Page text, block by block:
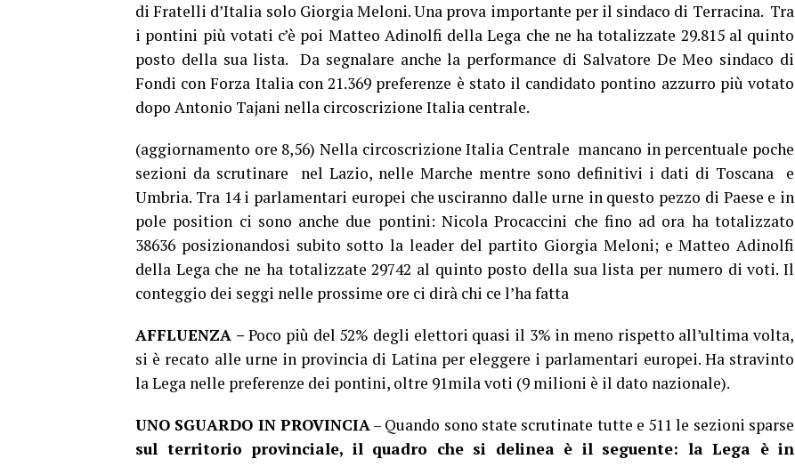
di Fratelli d’Italia solo Giorgia Meloni. Una prova importante per il sindaco di Terracina. Tra
i pontini più votati c’è poi Matteo Adinolfi della Lega che ne ha totalizzate 29.815 al quinto
posto della sua lista. Da segnalare anche la performance di Salvatore De Meo sindaco di
Fondi con Forza Italia con 21.369 preferenze è stato il candidato pontino azzurro più votato
dopo Antonio Tajani nella circoscrizione Italia centrale.
(aggiornamento ore 8,56) Nella circoscrizione Italia Centrale mancano in percentuale poche
sezioni da scrutinare nel Lazio, nelle Marche mentre sono definitivi i dati di Toscana e
Umbria. Tra 14 i parlamentari europei che usciranno dalle urne in questo pezzo di Paese e in
pole position ci sono anche due pontini: Nicola Procaccini che fino ad ora ha totalizzato
38636 posizionandosi subito sotto la leader del partito Giorgia Meloni; e Matteo Adinolfi
della Lega che ne ha totalizzate 29742 al quinto posto della sua lista per numero di voti. Il
conteggio dei seggi nelle prossime ore ci dirà chi ce l’ha fatta
AFFLUENZA – Poco più del 52% degli elettori quasi il 3% in meno rispetto all’ultima volta,
si è recato alle urne in provincia di Latina per eleggere i parlamentari europei. Ha stravinto
la Lega nelle preferenze dei pontini, oltre 91mila voti (9 milioni è il dato nazionale).
UNO SGUARDO IN PROVINCIA– Quando sono state scrutinate tutte e 511 le sezioni sparse
sul territorio provinciale, il quadro che si delinea è il seguente: la Lega è in